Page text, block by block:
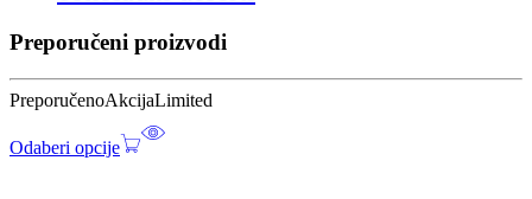
Preporučeni proizvodi
PreporučenoAkcijaLimited
Odaberi opcije